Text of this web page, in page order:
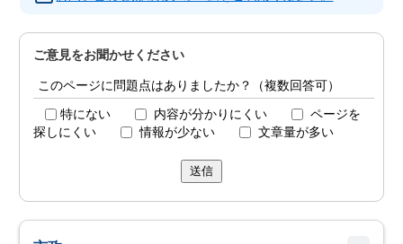
ご意見をお聞かせください
このページに問題点はありましたか？（複数回答可）
特にない 内容が分かりにくい
ページを
探しにくい
情報が少ない 文章量が多い
送信